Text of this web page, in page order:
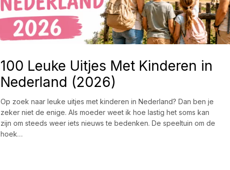
100 Leuke Uitjes Met Kinderen in
Nederland (2026)
Op zoek naar leuke uitjes met kinderen in Nederland? Dan ben je
zeker niet de enige. Als moeder weet ik hoe lastig het soms kan
zijn om steeds weer iets nieuws te bedenken. De speeltuin om de
hoek…